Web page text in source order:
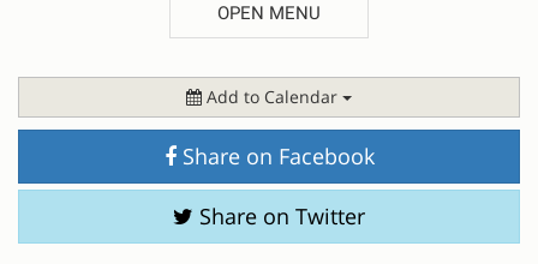
OPEN MENU
DESCRIPTION Add to Calendar
Share on Facebook
Share on Twitter